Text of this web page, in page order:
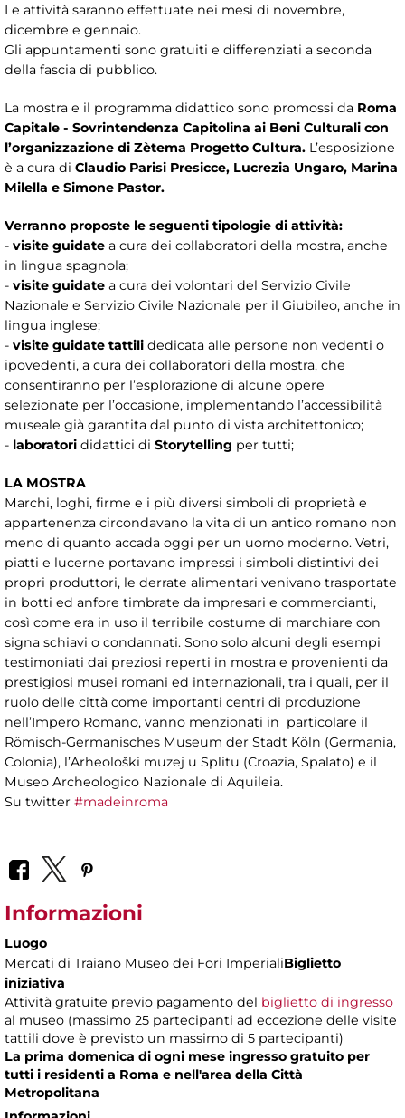
Le attività saranno effettuate nei mesi di novembre,
dicembre e gennaio.
Gli appuntamenti sono gratuiti e differenziati a seconda
della fascia di pubblico.
La mostra e il programma didattico sono promossi da Roma
Capitale - Sovrintendenza Capitolina ai Beni Culturali con
l’organizzazione di Zètema Progetto Cultura. L’esposizione
è a cura di Claudio Parisi Presicce, Lucrezia Ungaro, Marina
Milella e Simone Pastor.
Verranno proposte le seguenti tipologie di attività:
- visite guidate a cura dei collaboratori della mostra, anche
in lingua spagnola;
- visite guidate a cura dei volontari del Servizio Civile
Nazionale e Servizio Civile Nazionale per il Giubileo, anche in
lingua inglese;
- visite guidate tattili dedicata alle persone non vedenti o
ipovedenti, a cura dei collaboratori della mostra, che
consentiranno per l’esplorazione di alcune opere
selezionate per l’occasione, implementando l’accessibilità
museale già garantita dal punto di vista architettonico;
- laboratori didattici di Storytelling per tutti;
LA MOSTRA
Marchi, loghi, firme e i più diversi simboli di proprietà e
appartenenza circondavano la vita di un antico romano non
meno di quanto accada oggi per un uomo moderno. Vetri,
piatti e lucerne portavano impressi i simboli distintivi dei
propri produttori, le derrate alimentari venivano trasportate
in botti ed anfore timbrate da impresari e commercianti,
così come era in uso il terribile costume di marchiare con
signa schiavi o condannati. Sono solo alcuni degli esempi
testimoniati dai preziosi reperti in mostra e provenienti da
prestigiosi musei romani ed internazionali, tra i quali, per il
ruolo delle città come importanti centri di produzione
nell’Impero Romano, vanno menzionati in particolare il
Römisch-Germanisches Museum der Stadt Köln (Germania,
Colonia), l’Arheološki muzej u Splitu (Croazia, Spalato) e il
Museo Archeologico Nazionale di Aquileia.
Su twitter #madeinroma
Informazioni
Luogo
Mercati di Traiano Museo dei Fori ImperialiBiglietto
iniziativa
Attività gratuite previo pagamento del biglietto di ingresso
al museo (massimo 25 partecipanti ad eccezione delle visite
tattili dove è previsto un massimo di 5 partecipanti)
La prima domenica di ogni mese ingresso gratuito per
tutti i residenti a Roma e nell'area della Città
Metropolitana